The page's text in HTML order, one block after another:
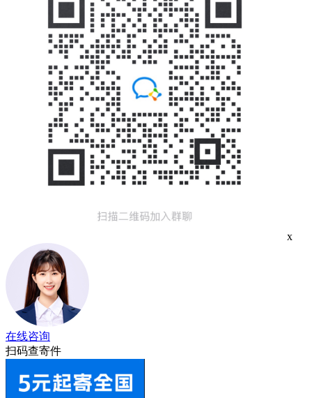
x
在线咨询
扫码查寄件